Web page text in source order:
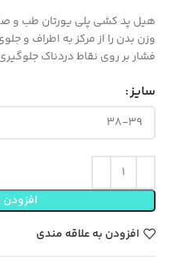
هیل پد کشی پلی یورتان طب و
وزن بدن را از مرکز به اطراف و
فشار بر روی نقاط دردناک
سایز
افزودن به علاقه مندی